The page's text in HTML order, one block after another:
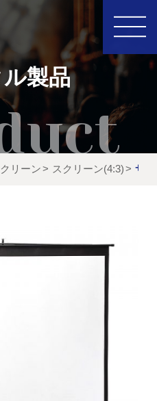
きること
ト実績
製品
情報
製品
リーン スクリーン(4:3) サ